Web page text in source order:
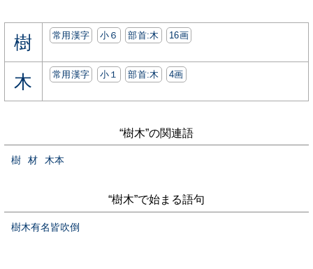
樹 常用漢字 小６ 部首:⽊ 16画
木 常用漢字 小１ 部首:⽊ 4画
“樹木”の関連語
樹 材 木本
“樹木”で始まる語句
樹木有名皆吹倒